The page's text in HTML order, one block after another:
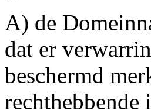
A) de
dat er
beschermd
rechthebbende